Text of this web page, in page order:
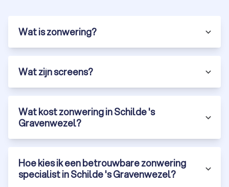
Wat is zonwering?
Wat zijn screens?
Wat kost zonwering in Schilde 's
Gravenwezel?
Hoe kies ik een betrouwbare zonwering
specialist in Schilde 's Gravenwezel?